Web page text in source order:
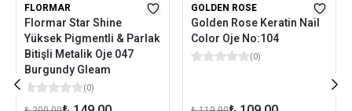
FLORMAR
Flormar Star Shine
Yüksek Pigmentli & Parlak
Bitişli Metalik Oje 047
Burgundy Gleam
(0)
GOLDEN ROSE
Golden Rose Keratin Nail
Color Oje No:104
(0)